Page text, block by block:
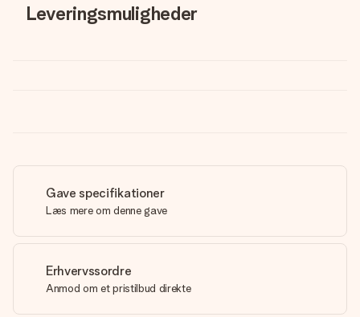
Leveringsmuligheder
Gave specifikationer
Læs mere om denne gave
Erhvervssordre
Anmod om et pristilbud direkte